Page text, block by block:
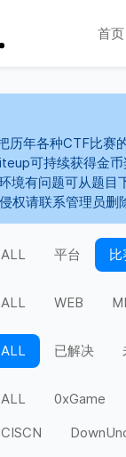
首页
历年各种CTF比赛
可持续获得金
境有问题可从题目
权请联系管理员删
ALL 平台 比
ALL WEB
ALL 已解决
ALL 0xGame
CISCN